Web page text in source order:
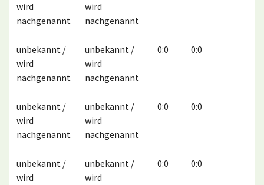
wird
nachgenannt
wird
nachgenannt
unbekannt /
wird
nachgenannt
unbekannt /
wird
nachgenannt
0:0 0:0
unbekannt /
wird
nachgenannt
unbekannt /
wird
nachgenannt
0:0 0:0
unbekannt /
wird
unbekannt /
wird
0:0 0:0